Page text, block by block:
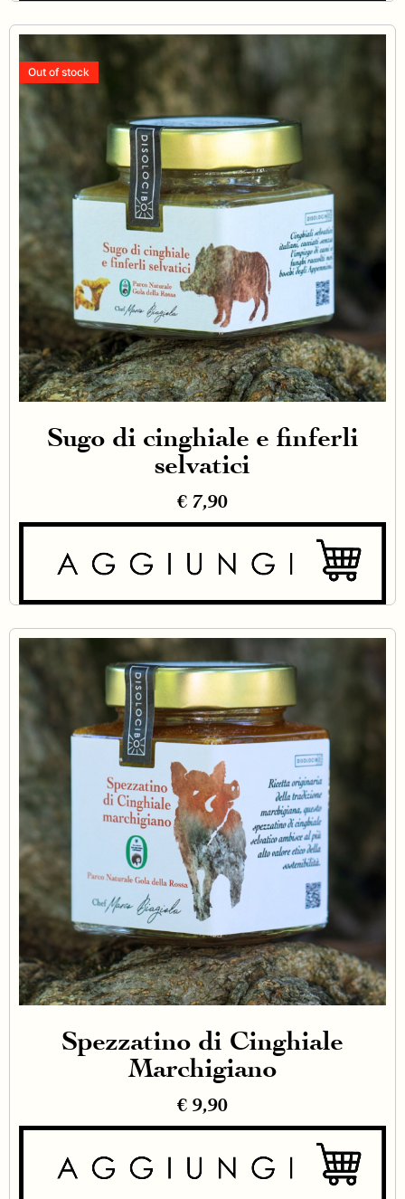
Sugo di cinghiale e finferli
selvatici
Out of stock
€ 7,90
Spezzatino di Cinghiale
Marchigiano
€ 9,90